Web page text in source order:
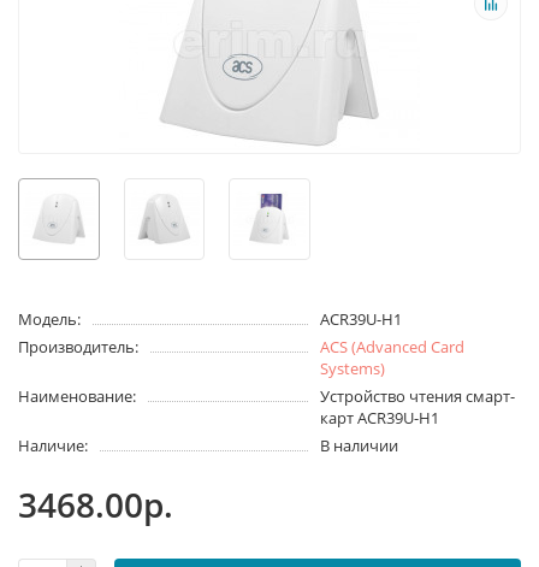
Модель:
ACR39U-H1
Производитель:
ACS (Advanced Card
Systems)
Наименование:
Устройство чтения смарт-
карт ACR39U-H1
Наличие:
В наличии
3468.00р.